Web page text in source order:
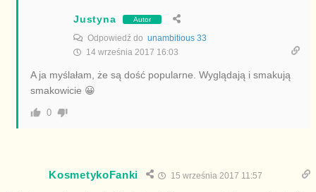
Justyna Autor
Odpowiedź dounambitious 33
14 września 2017 16:03
A ja myślałam, że są dość popularne. Wyglądają i smakują
smakowicie 😀
0
KosmetykoFanki 15 września 2017 11:57